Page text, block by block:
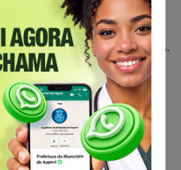
Mario Sérgio Cortella foi
novas datas para o
site da escola novas notícias.
Municipal de Itapevi.